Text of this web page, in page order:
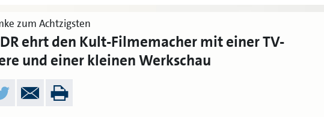
zum Achtzigsten
ehrt den Kult-Filmemacher mit einer TV-
und einer kleinen Werkschau